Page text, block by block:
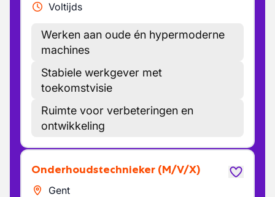
Voltijds
Werken aan oude én hypermoderne
machines
Stabiele werkgever met
toekomstvisie
Ruimte voor verbeteringen en
ontwikkeling
Onderhoudstechnieker (M/V/X)
Gent